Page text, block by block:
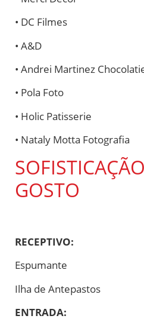
• DC Filmes
• A&D
• Andrei Martinez
• Pola Foto
• Holic Patisserie
• Nataly Motta Fotografia
GOSTO
RECEPTIVO:
Espumante
Ilha de Antepastos
ENTRADA: